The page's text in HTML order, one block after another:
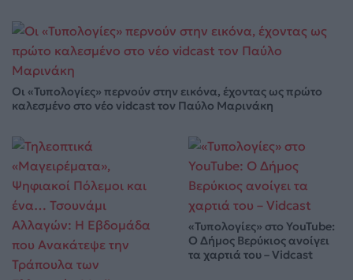
Οι «Τυπολογίες» περνούν στην εικόνα, έχοντας ως πρώτο
καλεσμένο στο νέο vidcast τον Παύλο Μαρινάκη
«Τυπολογίες» στο YouTube:
Ο Δήμος Βερύκιος ανοίγει
τα χαρτιά του – Vidcast